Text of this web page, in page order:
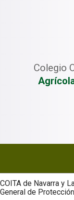
Colegio
COITA de Navarra y
General de